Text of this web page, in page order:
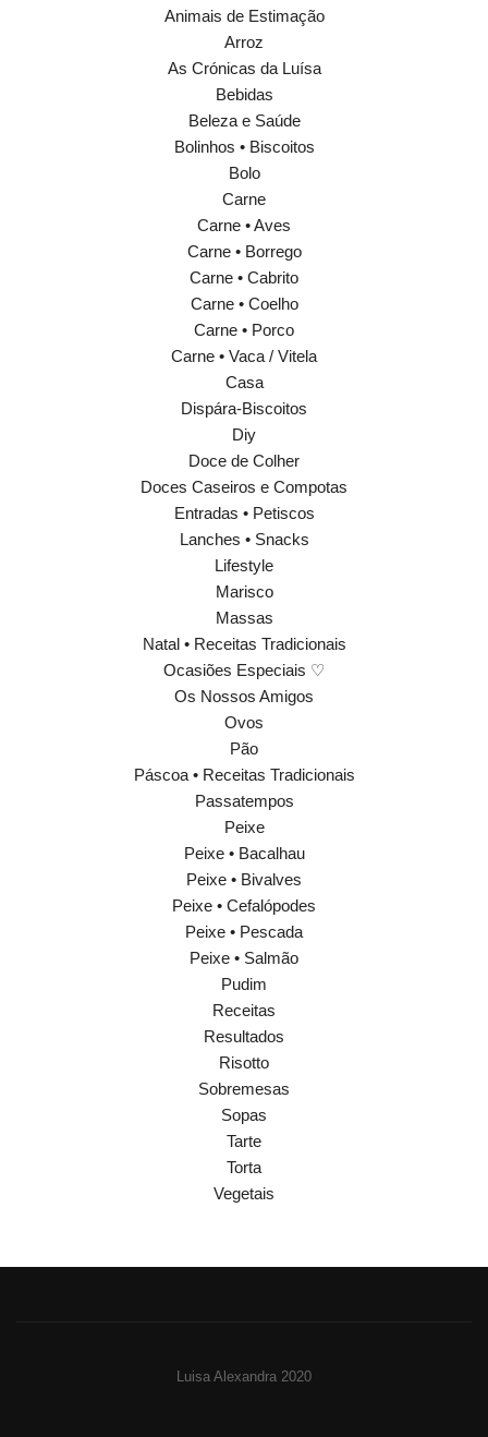
Animais de Estimação
Arroz
As Crónicas da Luísa
Bebidas
Beleza e Saúde
Bolinhos • Biscoitos
Bolo
Carne
Carne • Aves
Carne • Borrego
Carne • Cabrito
Carne • Coelho
Carne • Porco
Carne • Vaca / Vitela
Casa
Dispára-Biscoitos
Diy
Doce de Colher
Doces Caseiros e Compotas
Entradas • Petiscos
Lanches • Snacks
Lifestyle
Marisco
Massas
Natal • Receitas Tradicionais
Ocasiões Especiais ♡
Os Nossos Amigos
Ovos
Pão
Páscoa • Receitas Tradicionais
Passatempos
Peixe
Peixe • Bacalhau
Peixe • Bivalves
Peixe • Cefalópodes
Peixe • Pescada
Peixe • Salmão
Pudim
Receitas
Resultados
Risotto
Sobremesas
Sopas
Tarte
Torta
Vegetais
Luisa Alexandra 2020